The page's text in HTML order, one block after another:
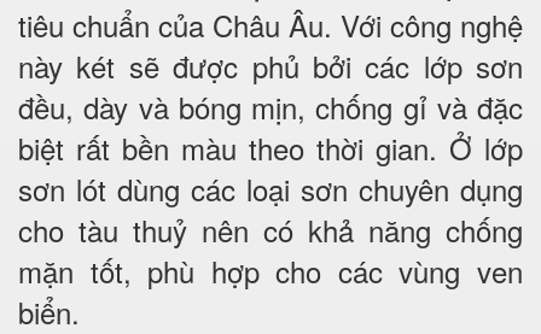
tiêu chuẩn của Châu Âu. Với công nghệ
này két sẽ được phủ bởi các lớp sơn
đều, dày và bóng mịn, chống gỉ và đặc
biệt rất bền màu theo thời gian. Ở lớp
sơn lót dùng các loại sơn chuyên dụng
cho tàu thuỷ nên có khả năng chống
mặn tốt, phù hợp cho các vùng ven
biển.